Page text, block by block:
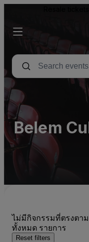
Belem
Large
ไม่มีกิจกรรมที่ตรงตา
ทั้งหมด รายการ
Reset filters